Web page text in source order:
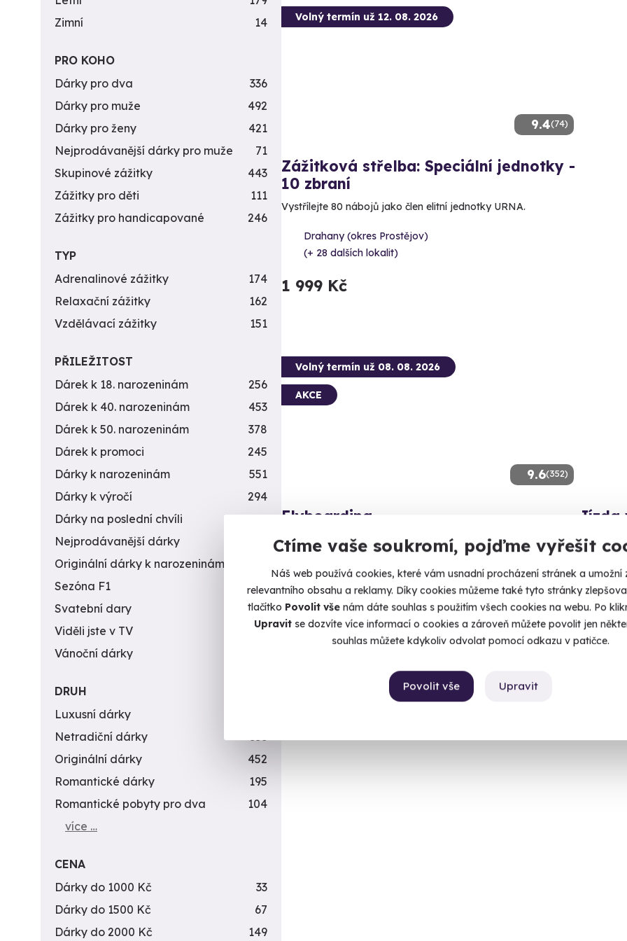
Ctíme vaše soukromí, pojďme vyřešit
Náš web používá cookies, které vám usnadní procházení stránek a umožní
relevantního obsahu a reklamy. Díky cookies můžeme také tyto stránky
tlačítko Povolit vše nám dáte souhlas s použitím všech cookies na webu. Po
Upravitse dozvíte více informací o cookies a zároveň můžete povolit jen
souhlas můžete kdykoliv odvolat pomocí odkazu v patičce.
Upravit
Povolit vše
9.4(74)
Volný termín už 12. 08. 2026
Zážitková střelba: Speciální jednotky -
10 zbraní
Vystřílejte 80 nábojů jako člen elitní jednotky URNA.
Drahany (okres Prostějov)
(+ 28 dalších lokalit)
1 999 Kč
9.6(352)
Volný termín už 08. 08. 2026
AKCE
Flyboarding
Jen vy, flyboard a 4 metry pod vámi. Letíte!
Olomouc (Náklo)
(+ 14 dalších lokalit)
1 590 Kč
Jízda
Projeďte
990
Zimní
14
PRO KOHO
Dárky pro dva
336
Dárky pro muže
492
Dárky pro ženy
421
Nejprodávanější dárky pro muže
71
Skupinové zážitky
443
Zážitky pro děti
111
Zážitky pro handicapované
246
TYP
Adrenalinové zážitky
174
Relaxační zážitky
162
Vzdělávací zážitky
151
PŘILEŽITOST
Dárek k 18. narozeninám
256
Dárek k 40. narozeninám
453
Dárek k 50. narozeninám
378
Dárek k promoci
245
Dárky k narozeninám
551
Dárky k výročí
294
Dárky na poslední chvíli
450
Nejprodávanější dárky
Originální dárky k narozeninám
Sezóna F1
4
Svatební dary
196
Viděli jste v TV
31
Vánoční dárky
DRUH
Luxusní dárky
Netradiční dárky
353
Originální dárky
452
Romantické dárky
195
Romantické pobyty pro dva
104
více …
CENA
Dárky do 1000 Kč
33
Dárky do 1500 Kč
67
Dárky do 2000 Kč
149